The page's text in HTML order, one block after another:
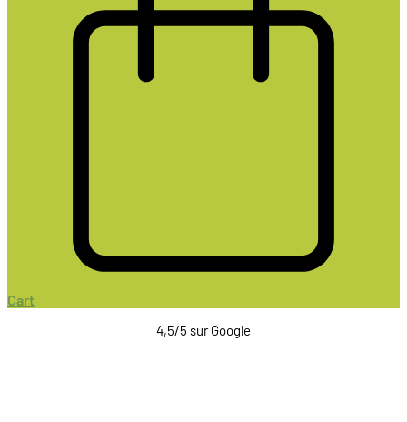
Cart
4,5/5 sur Google